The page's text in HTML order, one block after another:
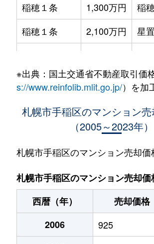
稲穂１条
1,300万円 稲
稲穂１条
2,100万円 星置
稲穂１条
2,200万円 星
1,300万円 稲穂
稲穂３条
1,100万円 稲
稲穂３条
1,400万円 稲
新発寒５条
1,700万円 稲
手稲本町１条
2,400万円
※出典：国土交通省不動産取引価
s://www.reinfolib.mlit.go.jp/）を加
札幌市手稲区のマンション
（2005～2023年）
札幌市手稲区のマンション売却価
札幌市手稲区のマンション売却価
西暦（年）
売却価格
2006
925